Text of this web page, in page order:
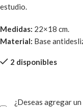
estudio.
Medidas: 22×18 cm.
Material: Base
2 disponibles
¿Deseas agregar